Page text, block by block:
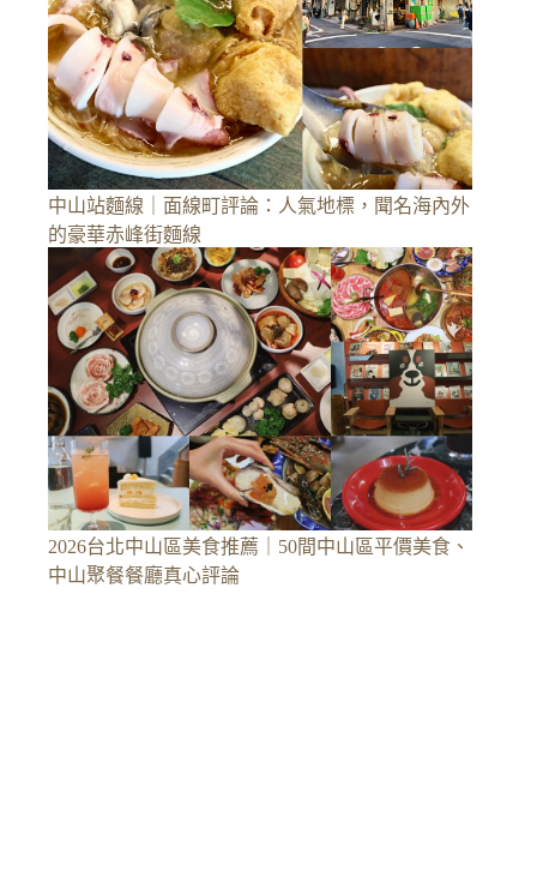
中山站麵線｜面線町評論：人氣地標，聞名海內外
的豪華赤峰街麵線
2026台北中山區美食推薦｜50間中山區平價美食、
中山聚餐餐廳真心評論